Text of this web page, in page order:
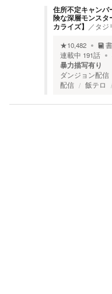
住所不定キャンパ
険な深層モンスタ
カライズ】
／タジ
★10,482
連載中 191話
暴力描写有り
ダンジョン配信
配信
飯テロ